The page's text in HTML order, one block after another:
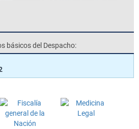
básicos del Despacho: